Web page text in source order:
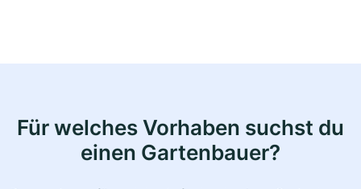
Für welches Vorhaben suchst du
einen Gartenbauer?